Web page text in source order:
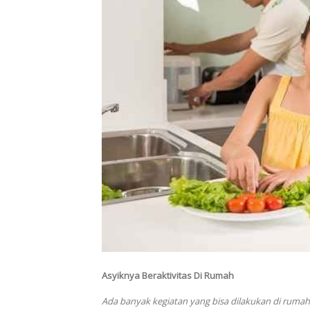
Asyiknya Beraktivitas Di Rumah
Ada banyak kegiatan yang bisa dilakukan di